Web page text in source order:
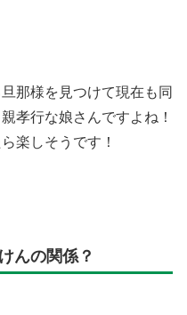
那様を見つけて現在も同
孝行な娘さんですよね！
楽しそうです！
んの関係？